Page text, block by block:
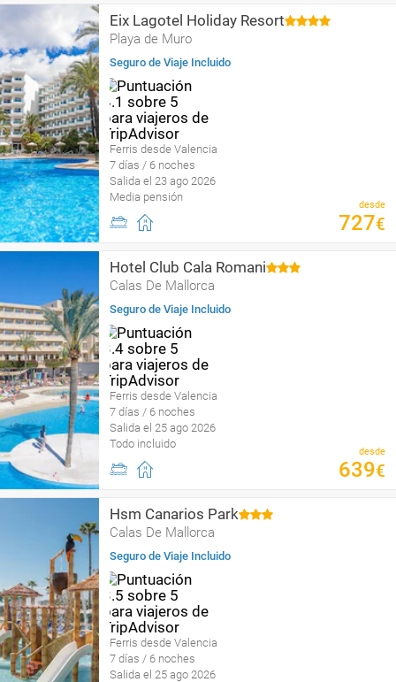
Eix Lagotel Holiday Resort
Playa de Muro
Seguro de Viaje Incluido
Ferris desde Valencia
7 días / 6 noches
Salida el 23 ago 2026
Media pensión
desde
727€
Hotel Club Cala Romani
Calas De Mallorca
Seguro de Viaje Incluido
Ferris desde Valencia
7 días / 6 noches
Salida el 25 ago 2026
Todo incluido
desde
639€
Hsm Canarios Park
Calas De Mallorca
Seguro de Viaje Incluido
Ferris desde Valencia
7 días / 6 noches
Salida el 25 ago 2026